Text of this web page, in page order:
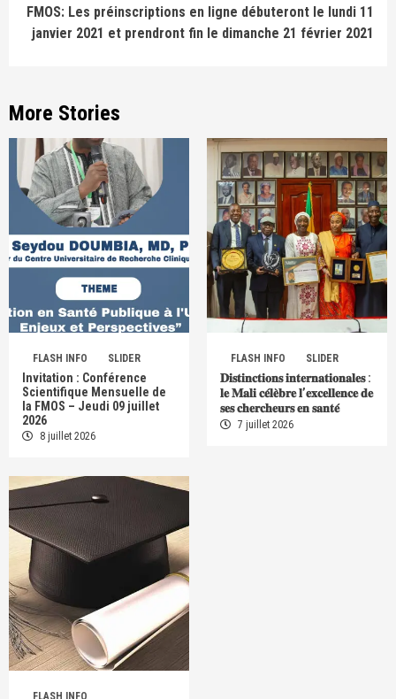
FMOS: Les préinscriptions en ligne débuteront le lundi 11
janvier 2021 et prendront fin le dimanche 21 février 2021
More Stories
FLASH INFO SLIDER
Invitation : Conférence
Scientifique Mensuelle de
la FMOS – Jeudi 09 juillet
2026
8 juillet 2026
FLASH INFO SLIDER
𝐃𝐢𝐬𝐭𝐢𝐧𝐜𝐭𝐢𝐨𝐧𝐬 𝐢𝐧𝐭𝐞𝐫𝐧𝐚𝐭𝐢𝐨𝐧𝐚𝐥𝐞𝐬 :
𝐥𝐞 𝐌𝐚𝐥𝐢 𝐜𝐞́𝐥𝐞̀𝐛𝐫𝐞 𝐥’𝐞𝐱𝐜𝐞𝐥𝐥𝐞𝐧𝐜𝐞 𝐝𝐞
𝐬𝐞𝐬 𝐜𝐡𝐞𝐫𝐜𝐡𝐞𝐮𝐫𝐬 𝐞𝐧 𝐬𝐚𝐧𝐭𝐞́
7 juillet 2026
FLASH INFO